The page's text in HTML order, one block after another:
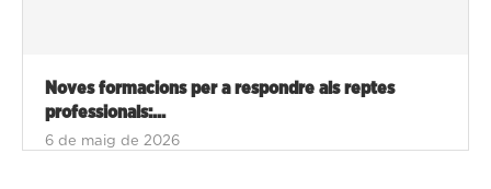
Noves formacions per a respondre als reptes
professionals:...
6 de maig de 2026